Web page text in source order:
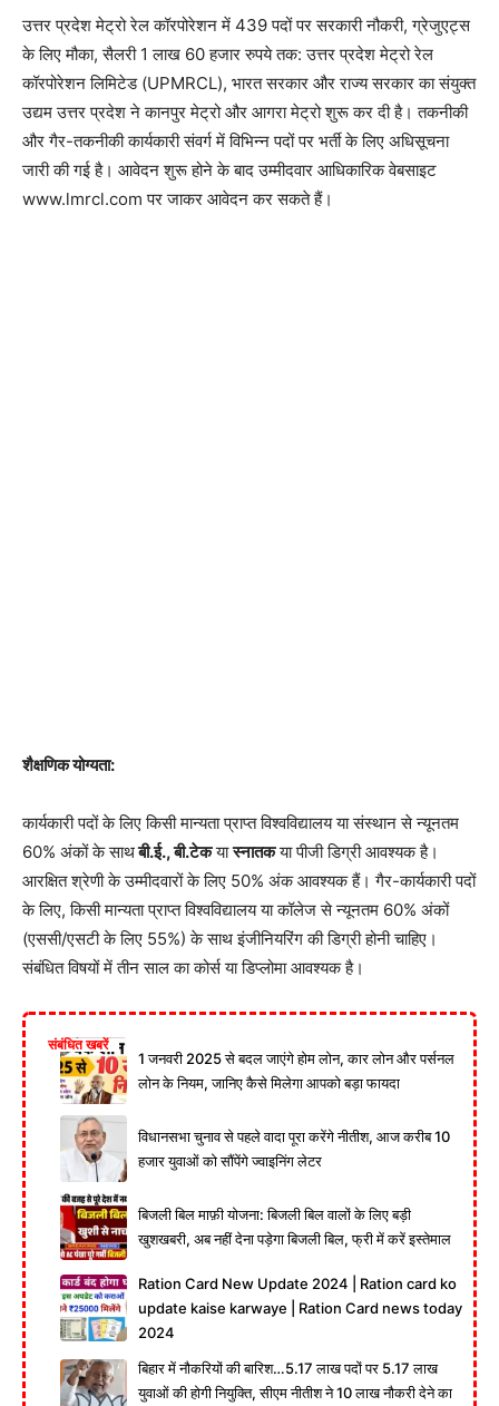
उत्तर प्रदेश मेट्रो रेल कॉरपोरेशन में 439 पदों पर सरकारी नौकरी, ग्रेजुएट्स
के लिए मौका, सैलरी 1 लाख 60 हजार रुपये तक: उत्तर प्रदेश मेट्रो रेल
कॉरपोरेशन लिमिटेड (UPMRCL), भारत सरकार और राज्य सरकार का संयुक्त
उद्यम उत्तर प्रदेश ने कानपुर मेट्रो और आगरा मेट्रो शुरू कर दी है। तकनीकी
और गैर-तकनीकी कार्यकारी संवर्ग में विभिन्न पदों पर भर्ती के लिए अधिसूचना
जारी की गई है। आवेदन शुरू होने के बाद उम्मीदवार आधिकारिक वेबसाइट
www.lmrcl.com पर जाकर आवेदन कर सकते हैं।
शैक्षणिक योग्यता:
कार्यकारी पदों के लिए किसी मान्यता प्राप्त विश्वविद्यालय या संस्थान से न्यूनतम
60% अंकों के साथबी.ई., बी.टेकयास्नातकया पीजी डिग्री आवश्यक है।
आरक्षित श्रेणी के उम्मीदवारों के लिए 50% अंक आवश्यक हैं। गैर-कार्यकारी पदों
के लिए, किसी मान्यता प्राप्त विश्वविद्यालय या कॉलेज से न्यूनतम 60% अंकों
(एससी/एसटी के लिए 55%) के साथ इंजीनियरिंग की डिग्री होनी चाहिए।
संबंधित विषयों में तीन साल का कोर्स या डिप्लोमा आवश्यक है।
संबंधित खबरें
1 जनवरी 2025 से बदल जाएंगे होम लोन, कार लोन और पर्सनल
लोन के नियम, जानिए कैसे मिलेगा आपको बड़ा फायदा
विधानसभा चुनाव से पहले वादा पूरा करेंगे नीतीश, आज करीब 10
हजार युवाओं को सौंपेंगे ज्वाइनिंग लेटर
बिजली बिल माफ़ी योजना: बिजली बिल वालों के लिए बड़ी
खुशखबरी, अब नहीं देना पड़ेगा बिजली बिल, फ्री में करें इस्तेमाल
Ration Card New Update 2024 | Ration card ko
update kaise karwaye | Ration Card news today
2024
बिहार में नौकरियों की बारिश…5.17 लाख पदों पर 5.17 लाख
युवाओं की होगी नियुक्ति, सीएम नीतीश ने 10 लाख नौकरी देने का